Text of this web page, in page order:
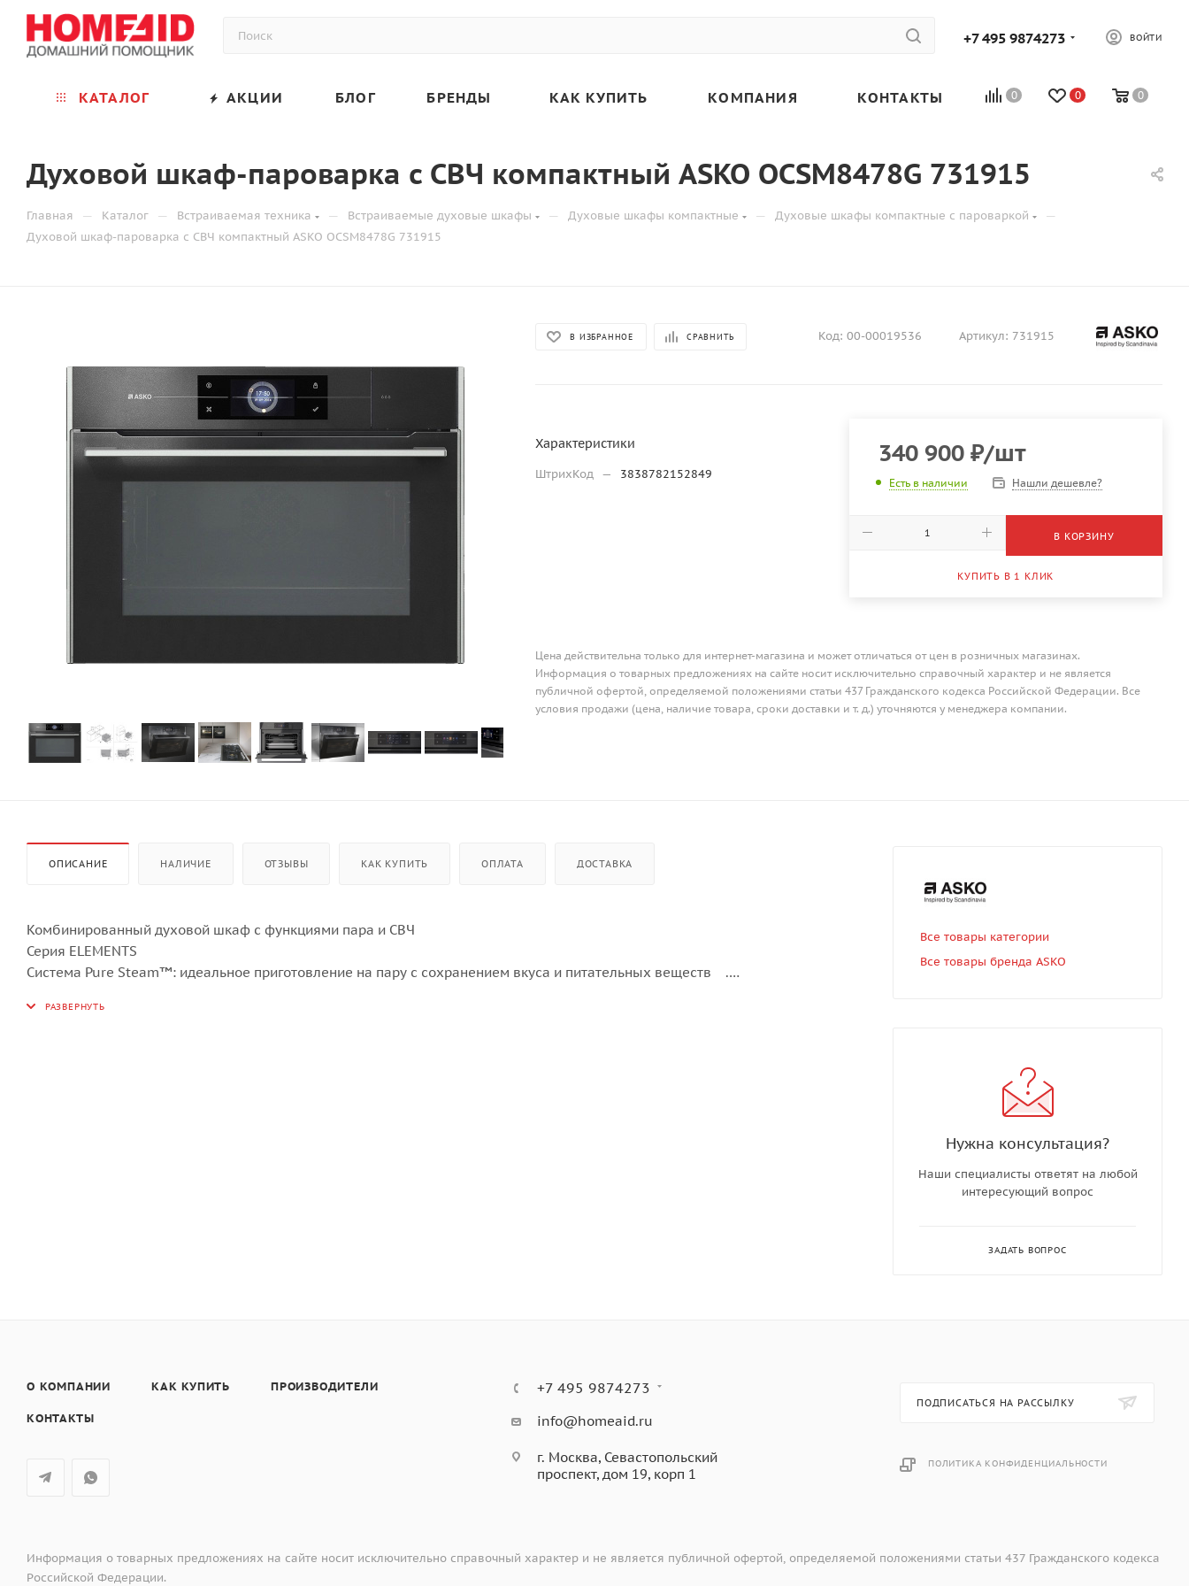
+7 495 9874273 ВОЙТИ
0 0 0
КАТАЛОГ АКЦИИ БЛОГ БРЕНДЫ КАК КУПИТЬ КОМПАНИЯ КОНТАКТЫ
Духовой шкаф-пароварка с СВЧ компактный ASKO OCSM8478G 731915
Главная — Каталог — Встраиваемая техника — Встраиваемые духовые шкафы — Духовые шкафы компактные — Духовые шкафы компактные с пароваркой —
Духовой шкаф-пароварка с СВЧ компактный ASKO OCSM8478G 731915
В ИЗБРАННОЕ СРАВНИТЬ Код: 00-00019536 Артикул: 731915
Характеристики
ШтрихКод — 3838782152849
340 900₽/шт
Есть в наличии Нашли дешевле?
В КОРЗИНУ
КУПИТЬ В 1 КЛИК
Цена действительна только для интернет-магазина и может отличаться от цен в розничных магазинах.
Информация о товарных предложениях на сайте носит исключительно справочный характер и не является
публичной офертой, определяемой положениями статьи 437 Гражданского кодекса Российской Федерации. Все
условия продажи (цена, наличие товара, сроки доставки и т. д.) уточняются у менеджера компании.
ОПИСАНИЕ НАЛИЧИЕ ОТЗЫВЫ КАК КУПИТЬ ОПЛАТА ДОСТАВКА
Комбинированный духовой шкаф с функциями пара и СВЧ
Серия ELEMENTS
Система Pure Steam™: идеальное приготовление на пару с сохранением вкуса и питательных веществ .
Stirrer: микроволновое приготовление без поворотного стола
Все товары категории
Все товары бренда ASKO
Нужна консультация?
Наши специалисты ответят на любой
интересующий вопрос
ЗАДАТЬ ВОПРОС
О КОМПАНИИ КАК КУПИТЬ ПРОИЗВОДИТЕЛИ
КОНТАКТЫ
+7 495 9874273
info@homeaid.ru
г. Москва, Севастопольский
проспект, дом 19, корп 1
ПОДПИСАТЬСЯ НА РАССЫЛКУ
ПОЛИТИКА КОНФИДЕНЦИАЛЬНОСТИ
Информация о товарных предложениях на сайте носит исключительно справочный характер и не является публичной офертой, определяемой положениями статьи 437 Гражданского кодекса
Российской Федерации.